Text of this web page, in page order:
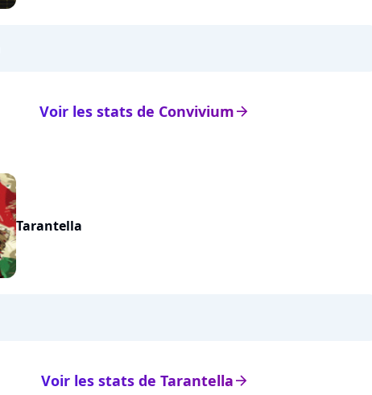
arrow_right
Voir les stats de Convivium
Tarantella
arrow_right
Voir les stats de Tarantella